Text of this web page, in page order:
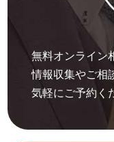
無料オンライン
情報収集やご相
気軽にご予約く